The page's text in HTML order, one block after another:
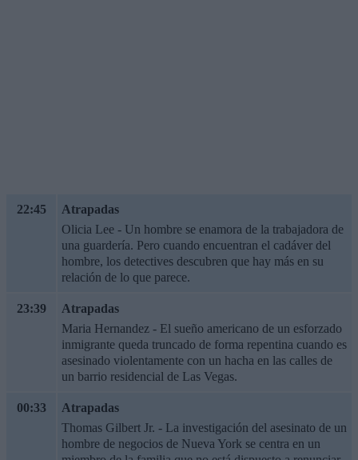
22:45
Atrapadas
Olicia Lee - Un hombre se enamora de la trabajadora de
una guardería. Pero cuando encuentran el cadáver del
hombre, los detectives descubren que hay más en su
relación de lo que parece.
23:39
Atrapadas
Maria Hernandez - El sueño americano de un esforzado
inmigrante queda truncado de forma repentina cuando es
asesinado violentamente con un hacha en las calles de
un barrio residencial de Las Vegas.
00:33
Atrapadas
Thomas Gilbert Jr. - La investigación del asesinato de un
hombre de negocios de Nueva York se centra en un